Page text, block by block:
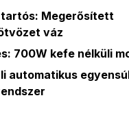
Megerősített
váz
700W kefe nélküli
automatikus